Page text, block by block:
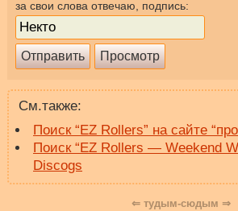
за свои слова отвечаю, подпись:
См.также:
Поиск “EZ Rollers” на сайте
Поиск “EZ Rollers — Weekend
Discogs
⇐ тудым-сюдым ⇒